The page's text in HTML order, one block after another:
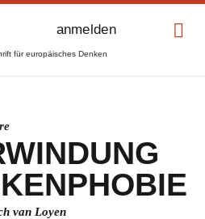
für europäisches Denken
anmelden
van Loyen